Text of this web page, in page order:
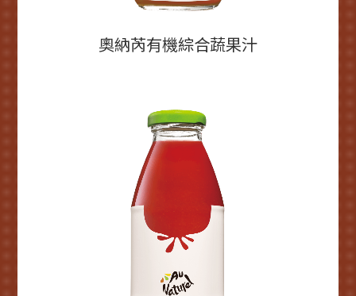
奧納芮有機綜合蔬果汁